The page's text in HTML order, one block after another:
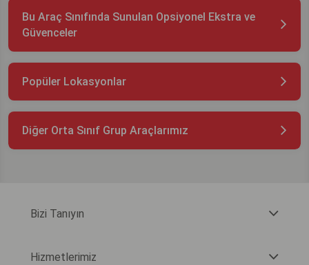
Bu Araç Sınıfında Sunulan Opsiyonel Ekstra ve
Güvenceler
Popüler Lokasyonlar
Diğer Orta Sınıf Grup Araçlarımız
Bizi Tanıyın
Hizmetlerimiz